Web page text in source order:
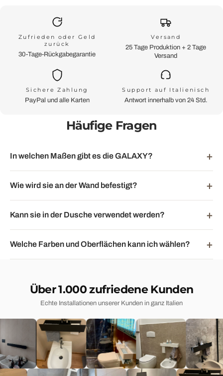
Zufrieden oder Geld
zurück
30-Tage-Rückgabegarantie
Versand
25 Tage Produktion + 2 Tage
Versand
Sichere Zahlung
PayPal und alle Karten
Support auf Italienisch
Antwort innerhalb von 24 Std.
Häufige Fragen
In welchen Maßen gibt es die GALAXY?
Wie wird sie an der Wand befestigt?
Kann sie in der Dusche verwendet werden?
Welche Farben und Oberflächen kann ich wählen?
Über 1.000 zufriedene Kunden
Echte Installationen unserer Kunden in ganz Italien